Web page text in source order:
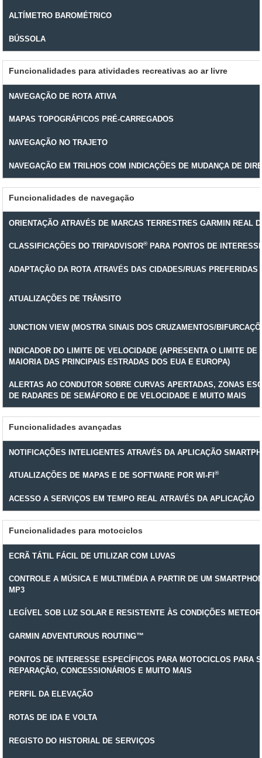
ALTÍMETRO BAROMÉTRICO
BÚSSOLA
Funcionalidades para atividades recreativas ao ar livre
NAVEGAÇÃO DE ROTA ATIVA
MAPAS TOPOGRÁFICOS PRÉ-CARREGADOS
NAVEGAÇÃO NO TRAJETO
NAVEGAÇÃO EM TRILHOS COM INDICAÇÕES DE MUDANÇA DE
Funcionalidades de navegação
ORIENTAÇÃO ATRAVÉS DE MARCAS TERRESTRES GARMIN REAL
CLASSIFICAÇÕES DO TRIPADVISOR®PARA PONTOS DE
ADAPTAÇÃO DA ROTA ATRAVÉS DAS CIDADES/RUAS PREFERIDAS
ATUALIZAÇÕES DE TRÂNSITO
JUNCTION VIEW (MOSTRA SINAIS DOS CRUZAMENTOS/
INDICADOR DO LIMITE DE VELOCIDADE (APRESENTA O LIMITE DE
MAIORIA DAS PRINCIPAIS ESTRADAS DOS EUA E EUROPA)
ALERTAS AO CONDUTOR SOBRE CURVAS APERTADAS, ZONAS
DE RADARES DE SEMÁFORO E DE VELOCIDADE E MUITO MAIS
Funcionalidades avançadas
NOTIFICAÇÕES INTELIGENTES ATRAVÉS DA APLICAÇÃO
ATUALIZAÇÕES DE MAPAS E DE SOFTWARE POR WI-FI®
ACESSO A SERVIÇOS EM TEMPO REAL ATRAVÉS DA APLICAÇÃO
Funcionalidades para motociclos
ECRÃ TÁTIL FÁCIL DE UTILIZAR COM LUVAS
CONTROLE A MÚSICA E MULTIMÉDIA A PARTIR DE UM
MP3
LEGÍVEL SOB LUZ SOLAR E RESISTENTE ÀS CONDIÇÕES
GARMIN ADVENTUROUS ROUTING™
PONTOS DE INTERESSE ESPECÍFICOS PARA MOTOCICLOS PARA
REPARAÇÃO, CONCESSIONÁRIOS E MUITO MAIS
PERFIL DA ELEVAÇÃO
ROTAS DE IDA E VOLTA
REGISTO DO HISTORIAL DE SERVIÇOS